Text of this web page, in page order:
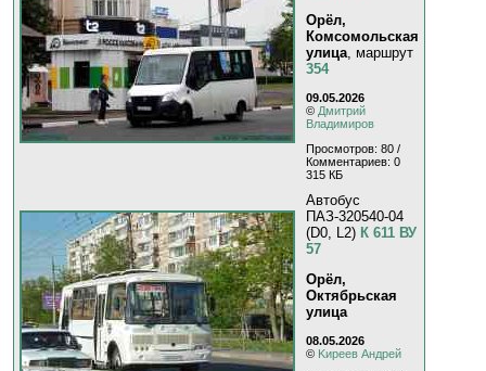
Орёл,
Комсомольская
улица, маршрут
354
09.05.2026
© Дмитрий
Владимиров
Просмотров: 80 /
Комментариев: 0
315 КБ
Автобус
ПАЗ-320540-04
(D0, L2) К 611 ВУ
57
Орёл,
Октябрьская
улица
08.05.2026
© Kиpeeв Aндpeй